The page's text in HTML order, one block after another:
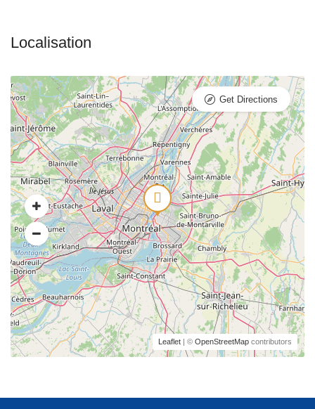
Leaflet | © OpenStreetMap contributors
Get Directions